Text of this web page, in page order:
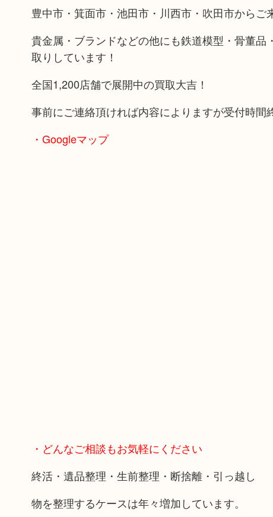
豊中市・箕面市・池田市・川西市・吹田市からご
貴金属・ブランドなどの他にも鉄道模型・骨董
取りしています！
全国1,200店舗で展開中の買取大吉！
事前にご連絡頂ければ内容によりますが受付時間
・Googleマップ
・どんなご相談もお気軽にください
終活・遺品整理・生前整理・断捨離・引っ越し
物を整理するケースは年々増加しています。